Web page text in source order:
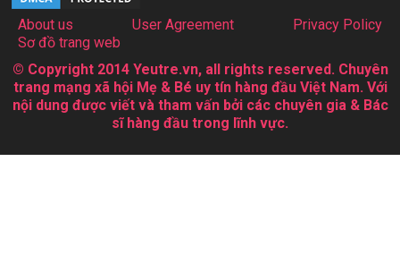
About us User Agreement
Privacy Policy
Sơ đồ trang web
© Copyright 2014 Yeutre.vn, all rights reserved. Chuyên
trang mạng xã hội Mẹ & Bé uy tín hàng đầu Việt Nam. Với
nội dung được viết và tham vấn bởi các chuyên gia & Bác
sĩ hàng đầu trong lĩnh vực.